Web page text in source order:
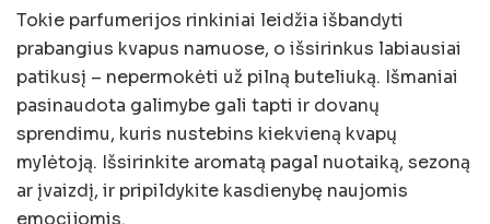
Tokie parfumerijos rinkiniai leidžia išbandyti
prabangius kvapus namuose, o išsirinkus labiausiai
patikusį – nepermokėti už pilną buteliuką. Išmaniai
pasinaudota galimybe gali tapti ir dovanų
sprendimu, kuris nustebins kiekvieną kvapų
mylėtoją. Išsirinkite aromatą pagal nuotaiką, sezoną
ar įvaizdį, ir pripildykite kasdienybę naujomis
emocijomis.